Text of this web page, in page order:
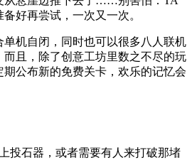
好再尝试，一次又一次。
单机自闭，同时也可以很多八人联机
且，除了创意工坊里数之不尽的玩
公布新的免费关卡，欢乐的记忆会
投石器，或者需要有人来打破那堵